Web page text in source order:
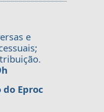
e
Eproc